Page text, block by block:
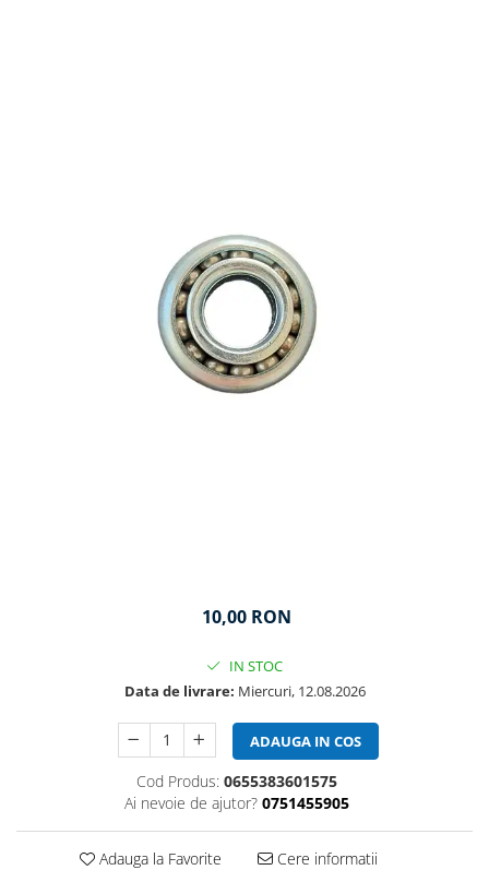
10,00 RON
IN STOC
Data de livrare: Miercuri, 12.08.2026
ADAUGA IN COS
Cod Produs: 0655383601575
Ai nevoie de ajutor? 0751455905
Adauga la Favorite Cere informatii